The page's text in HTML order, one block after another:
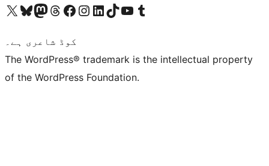
Visit our X (formerly Twitter) account
ہمارے بلیواسکائی اکاؤنٹ پر جائیں
Visit our Mastodon account
ہمارے ٹھریڈز اکاؤنٹ پر جائیں
Visit our Facebook page
Visit our Instagram account
Visit our LinkedIn account
ہمارے ٹک ٹاک اکاؤنٹ پر جائیں
Visit our YouTube channel
ہمارے ٹمبلر اکاؤنٹ پر جائیں
کوڈ شاعری ہے۔
The WordPress® trademark is the intellectual property
of the WordPress Foundation.